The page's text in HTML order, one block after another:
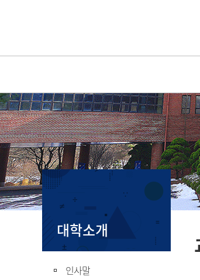
대학소개
인사말